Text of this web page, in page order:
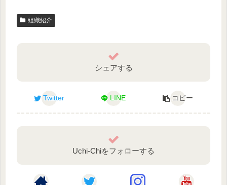
組織紹介
シェアする
Twitter LINE コピー
Uchi-Chiをフォローする